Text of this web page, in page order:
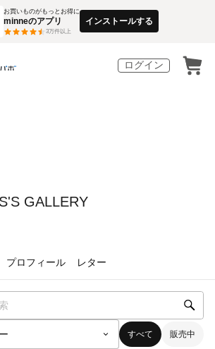
お買いものがもっとお得に
minneのアプリ
3万件以上
インストールする
ログイン
GALLERY
プロフィール レター
すべて 販売中